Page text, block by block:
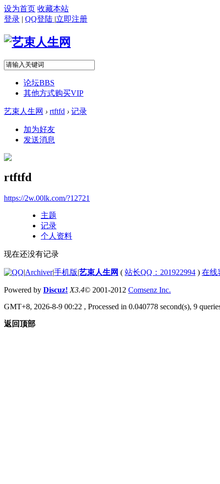
设为首页 收藏本站
登录 | QQ登陆 |立即注册
论坛BBS
其他方式购买VIP
艺束人生网 › rtftfd › 记录
加为好友
发送消息
rtftfd
https://2w.00lk.com/?12721
主题
记录
个人资料
现在还没有记录
|Archiver|手机版|艺束人生网 ( 站长QQ：201922994 ) 在线
Powered by Discuz! X3.4© 2001-2012 Comsenz Inc.
GMT+8, 2026-8-9 00:22 , Processed in 0.040778 second(s), 9
返回顶部